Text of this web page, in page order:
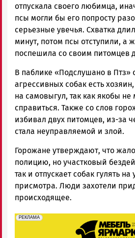
отпускала своего любимца,
псы могли бы его попросту
серьезные увечья. Схватка
минут, потом псы отступили, а
поспешила со своим питомцев
В паблике «Подслушано в Птз»
агрессивных собак есть
на самовыгул, так как якобы
справиться. Также со слов
избивал двух питомцев, из-за
стала неуправляемой и злой.
Горожане утверждают, что
полицию, но участковый
так и отпускает собак гулять на
присмотра. Люди захотели
происходящее.
erid: 2SDnjeFymr3
РЕКЛАМА
Реклама